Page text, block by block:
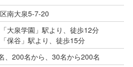
南大泉5-7-20
大泉学園」駅より、徒歩12分
保谷」駅より、徒歩15分
、200名から、30名から200名